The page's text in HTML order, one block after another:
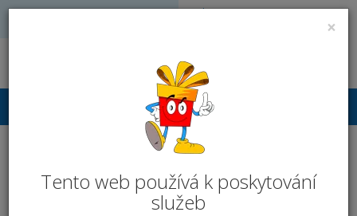
×
Tento web používá k poskytování
služeb
Volejte: 728 051 909
Přihlášení
Fotokniha kroužková A5
na výšku - Cappuccino